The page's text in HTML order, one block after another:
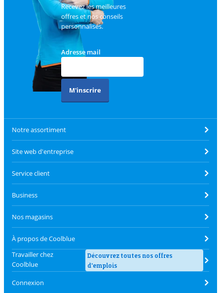
Recevez les meilleures
offres et nos conseils
personnalisés.
Adresse mail
M'inscrire
Notre assortiment
Site web d'entreprise
Service client
Business
Nos magasins
À propos de Coolblue
Travailler chez
Coolblue
Découvrez toutes nos offres
d'emplois
Connexion